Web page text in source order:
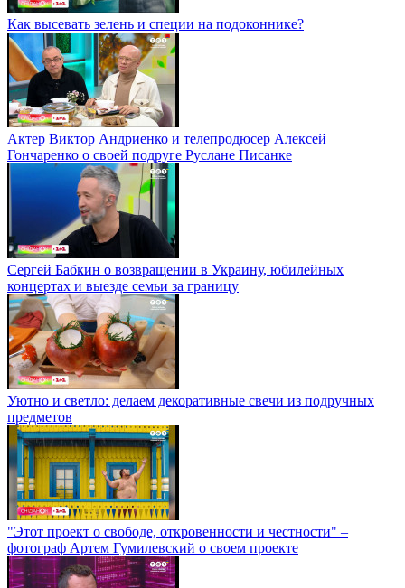
Как высевать зелень и специи на подоконнике?
Актер Виктор Андриенко и телепродюсер Алексей
Гончаренко о своей подруге Руслане Писанке
Сергей Бабкин о возвращении в Украину, юбилейных
концертах и выезде семьи за границу
Уютно и светло: делаем декоративные свечи из подручных
предметов
"Этот проект о свободе, откровенности и честности" –
фотограф Артем Гумилевский о своем проекте